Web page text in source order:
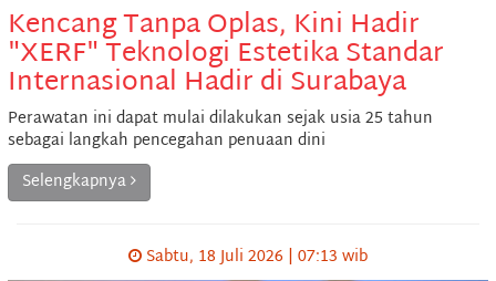
Kencang Tanpa Oplas, Kini Hadir
"XERF" Teknologi Estetika Standar
Internasional Hadir di Surabaya
Perawatan ini dapat mulai dilakukan sejak usia 25 tahun
sebagai langkah pencegahan penuaan dini
Selengkapnya
Sabtu, 18 Juli 2026 | 07:13 wib